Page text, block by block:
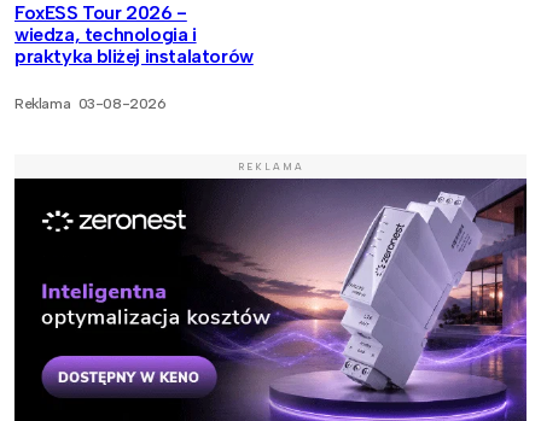
FoxESS Tour 2026 -
wiedza, technologia i
praktyka bliżej instalatorów
Reklama 03-08-2026
REKLAMA